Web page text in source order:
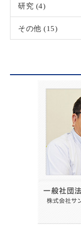
研究 (4)
その他 (15)